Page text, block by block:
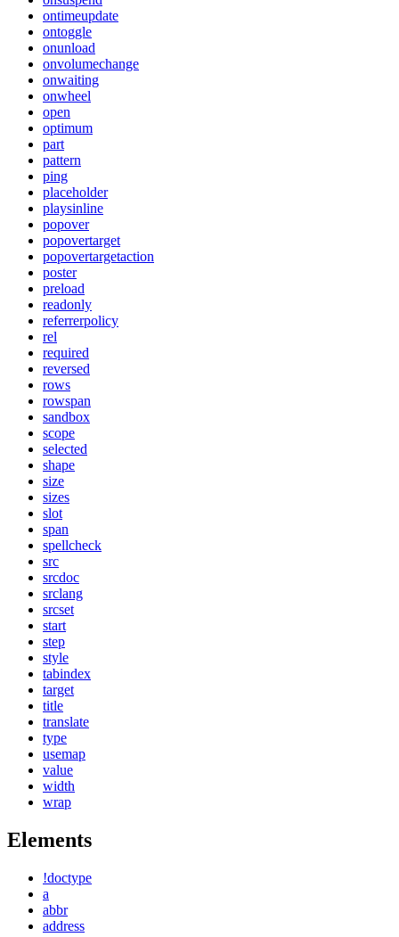
ontimeupdate
ontoggle
onunload
onvolumechange
onwaiting
onwheel
open
optimum
part
pattern
ping
placeholder
playsinline
popover
popovertarget
popovertargetaction
poster
preload
readonly
referrerpolicy
rel
required
reversed
rows
rowspan
sandbox
scope
selected
shape
size
sizes
slot
span
spellcheck
src
srcdoc
srclang
srcset
start
step
style
tabindex
target
title
translate
type
usemap
value
width
wrap
Elements
!doctype
a
abbr
address